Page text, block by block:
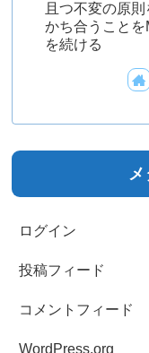
且つ不変の原
かち合うこと
を続ける
メ
ログイン
投稿フィード
コメントフィード
WordPress.org